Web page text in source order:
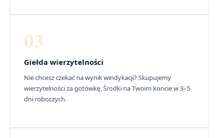
03
Giełda wierzytelności
Nie chcesz czekać na wynik windykacji? Skupujemy
wierzytelności za gotówkę. Środki na Twoim koncie w 3–5
dni roboczych.